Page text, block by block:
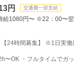
円 交通費一部支給
給1080円〜 ※22：00〜
24時間募集】 ※1日実働
〜OK ・フルタイムでガ